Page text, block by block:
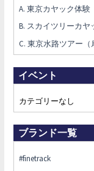
A. 東京カヤック体験
B. スカイツリーカヤ
C. 東京水路ツアー（
イベント
カテゴリーなし
ブランド一覧
#finetrack